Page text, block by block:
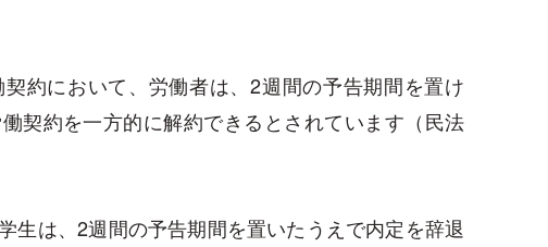
約において、労働者は、2週間の予告期間を置け
契約を一方的に解約できるとされています（民法
生は、2週間の予告期間を置いたうえで内定を辞退